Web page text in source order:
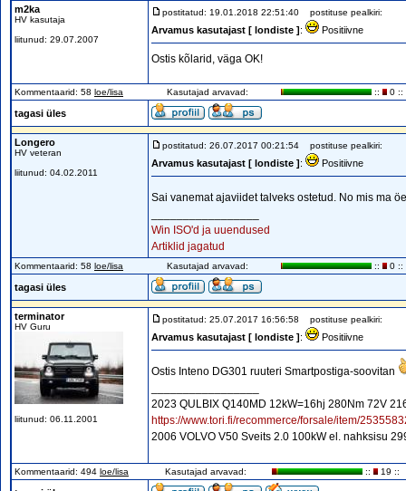
m2ka
HV kasutaja
liitunud: 29.07.2007
postitatud: 19.01.2018 22:51:40 postituse pealkiri:
Arvamus kasutajast [ londiste ]: Positiivne
Ostis kõlarid, väga OK!
Kommentaarid: 58 loe/lisa Kasutajad arvavad: :: 0 ::
tagasi üles
Longero
HV veteran
liitunud: 04.02.2011
postitatud: 26.07.2017 00:21:54 postituse pealkiri:
Arvamus kasutajast [ londiste ]: Positiivne
Sai vanemat ajaviidet talveks ostetud. No mis ma
Win ISO'd ja uuendused
Artiklid jagatud
Kommentaarid: 58 loe/lisa Kasutajad arvavad: :: 0 ::
tagasi üles
terminator
HV Guru
liitunud: 06.11.2001
postitatud: 25.07.2017 16:56:58 postituse pealkiri:
Arvamus kasutajast [ londiste ]: Positiivne
Ostis Inteno DG301 ruuteri Smartpostiga-soovitan
2023 QULBIX Q140MD 12kW=16hj 280Nm 72V
https://www.tori.fi/recommerce/forsale/item/
2006 VOLVO V50 Sveits 2.0 100kW el. nahksisu
Kommentaarid: 494 loe/lisa Kasutajad arvavad: :: 19 ::